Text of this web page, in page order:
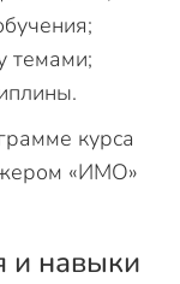
темами;
курса
«ИМО»
и навыки